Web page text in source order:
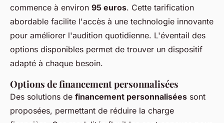
commence à environ 95 euros. Cette tarification
abordable facilite l'accès à une technologie innovante
pour améliorer l'audition quotidienne. L'éventail des
options disponibles permet de trouver un dispositif
adapté à chaque besoin.
Options de financement personnalisées
Des solutions de financement personnalisées sont
proposées, permettant de réduire la charge